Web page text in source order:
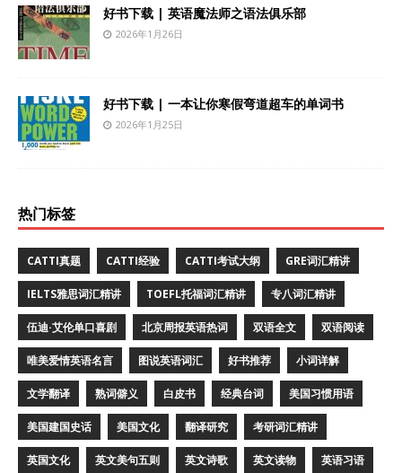
好书下载 | 英语魔法师之语法俱乐部
2026年1月26日
好书下载 | 一本让你寒假弯道超车的单词书
2026年1月25日
热门标签
CATTI真题 CATTI经验 CATTI考试大纲 GRE词汇精讲
IELTS雅思词汇精讲 TOEFL托福词汇精讲 专八词汇精讲
伍迪·艾伦单口喜剧 北京周报英语热词 双语全文 双语阅读
唯美爱情英语名言 图说英语词汇 好书推荐 小词详解
文学翻译 熟词僻义 白皮书 经典台词 美国习惯用语
美国建国史话 美国文化 翻译研究 考研词汇精讲
英国文化 英文美句五则 英文诗歌 英文读物 英语习语